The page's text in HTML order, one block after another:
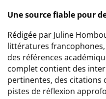
Une source fiable pour
Rédigée par Juline
littératures
des références
complet contient des
pertinentes, des citations
pistes de réflexion